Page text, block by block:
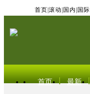
首页 滚动 国内 国际
首页 最新